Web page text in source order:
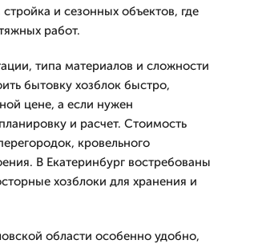
и сезонных объектов, где
работ.
типа материалов и сложности
бытовку хозблок быстро,
цене, а если нужен
и расчет. Стоимость
кровельного
В Екатеринбург востребованы
хозблоки для хранения и
области особенно удобно,